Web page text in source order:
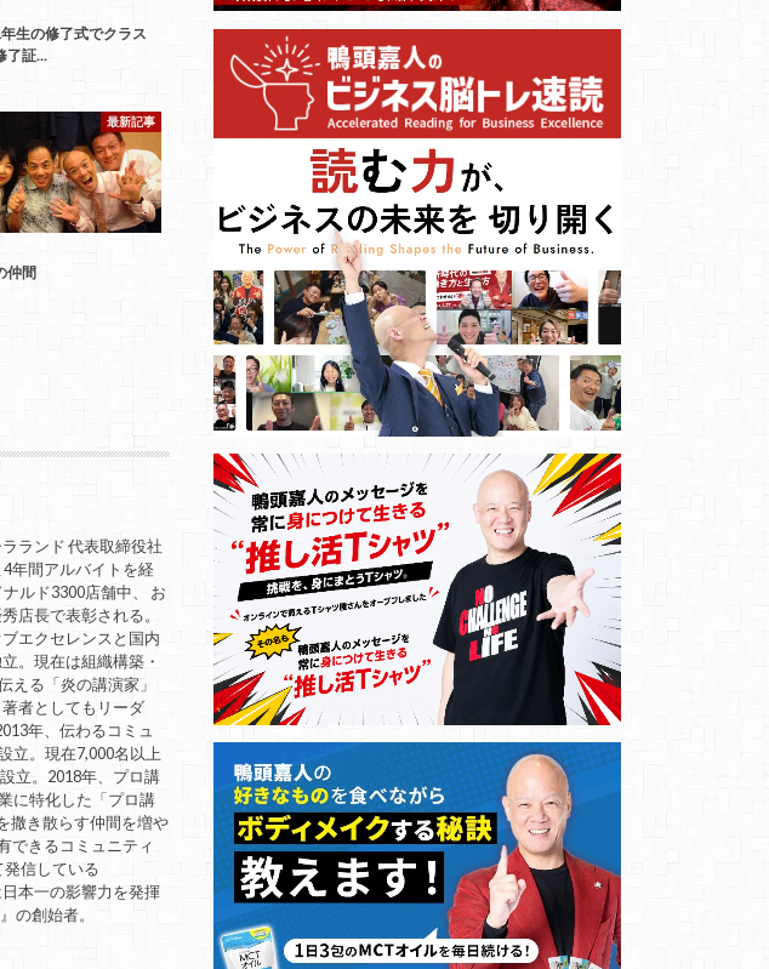
生の修了式でクラス
了証...
最新記事
仲間
ランド 代表取締役社
年間アルバイトを経
ルド3300店舗中、 お
店長で表彰される。
エクセレンスと国内
。現在は組織構築・
える「炎の講演家」
者としてもリーダ
年、伝わるコミュ
立。現在7,000名以上
立。2018年、プロ講
に特化した「プロ講
撒き散らす仲間を増や
できるコミュニティ
発信している
本一の影響力を発揮
の創始者。